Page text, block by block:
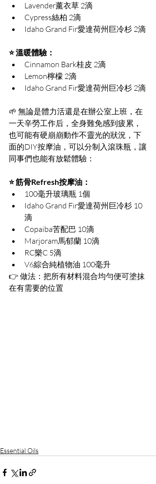
Lavender薰衣草 2滴
Cypress絲柏 2滴
Idaho Grand Fir愛達荷州巨冷杉 2滴
⭐ 溫暖體驗：
Cinnamon Bark桂皮 2滴
Lemon檸檬 2滴
Idaho Grand Fir愛達荷州巨冷杉 2滴
🌱 無論是體力活還是在辦公室上班，在
一天辛勞工作后，全身難免感到疲累，
也可能有硬崩崩動作不靈光的狀況，下
面的DIY按摩油，可以分制入滾珠瓶，讓
同事們也能有放鬆體驗：
⭐ 筋骨Refresh按摩油：
100毫升玻璃瓶 1個
Idaho Grand Fir愛達荷州巨冷杉 10
滴
Copaiba苦配巴 10滴
Marjoram馬郁蘭 10滴
RC樂C 5滴
V6綜合純植物油 100毫升
👉 做法：把所有材料混合均勻便可塗抹
在有需要的位置
Essential Oils